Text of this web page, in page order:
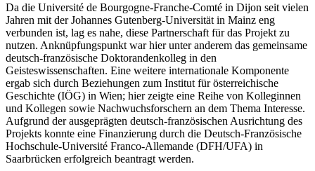
Da die Université de Bourgogne-Franche-Comté in Dijon seit vielen
Jahren mit der Johannes Gutenberg-Universität in Mainz eng
verbunden ist, lag es nahe, diese Partnerschaft für das Projekt zu
nutzen. Anknüpfungspunkt war hier unter anderem das gemeinsame
deutsch-französische Doktorandenkolleg in den
Geisteswissenschaften. Eine weitere internationale Komponente
ergab sich durch Beziehungen zum Institut für österreichische
Geschichte (IÖG) in Wien; hier zeigte eine Reihe von Kolleginnen
und Kollegen sowie Nachwuchsforschern an dem Thema Interesse.
Aufgrund der ausgeprägten deutsch-französischen Ausrichtung des
Projekts konnte eine Finanzierung durch die Deutsch-Französische
Hochschule-Université Franco-Allemande (DFH/UFA) in
Saarbrücken erfolgreich beantragt werden.